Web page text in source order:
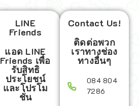
LINE
Friends
แอด LINE
Friends เพื่อ
รับสิทธิ
ประโยชน์
และโปรโม
ชั่น
Contact Us!
ติดต่อพวก
เราทางช่อง
ทางอื่นๆ
084 804
7286